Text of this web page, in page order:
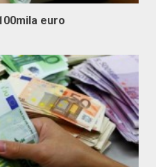
euro